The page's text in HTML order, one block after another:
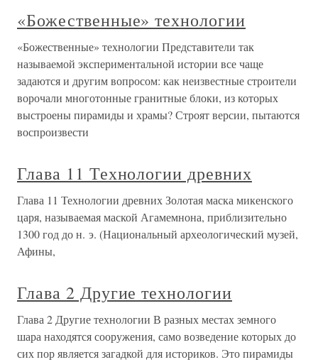
«Божественные» технологии
«Божественные» технологии Представители так
называемой экспериментальной истории все чаще
задаются и другим вопросом: как неизвестные строители
ворочали многотонные гранитные блоки, из которых
выстроены пирамиды и храмы? Строят версии, пытаются
воспроизвести
Глава 11 Технологии древних
Глава 11 Технологии древних Золотая маска микенского
царя, называемая маской Агамемнона, приблизительно
1300 год до н. э. (Национальный археологический музей,
Афины,
Глава 2 Другие технологии
Глава 2 Другие технологии В разных местах земного
шара находятся сооружения, само возведение которых до
сих пор является загадкой для историков. Это пирамиды